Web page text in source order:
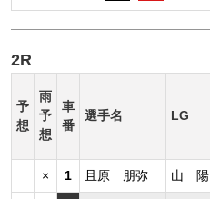
2R
予
想
雨
予
想
車
番
選手名 LG
× 1 且原 朋弥 山 陽